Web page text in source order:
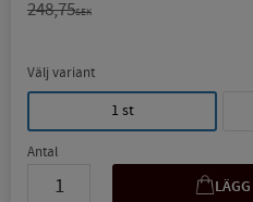
Ordinarie pris:
248,75SEK
Välj variant
1 st
Antal